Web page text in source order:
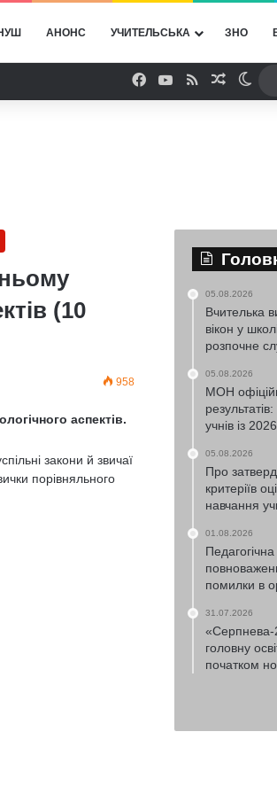
АНОНС УЧИТЕЛЬСЬКА ЗНО
Facebook
YouTube
RSS
(10
958
аспектів.
закони й звичаї
порівняль­ного
05.08.2026
Вчителька
вікон у
розпочне
05.08.2026
МОН
учнів із
05.08.2026
Про
критеріїв
навчання
01.08.2026
помилки в
31.07.2026
головну
початком